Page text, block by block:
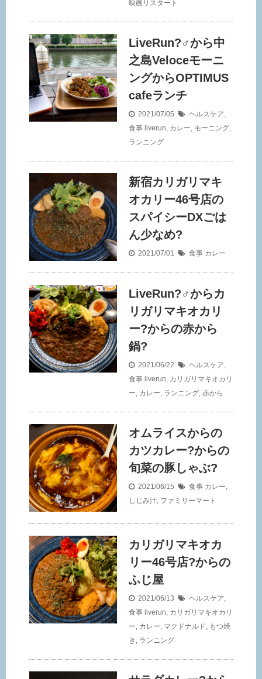
映画リスタート
LiveRun?‍♂️から中
之島Veloceモーニ
ングからOPTIMUS
cafeランチ
2021/07/05 ヘルスケア,
食事 liverun, カレー, モーニング,
ランニング
新宿カリガリマキ
オカリー46号店の
スパイシーDXごは
ん少なめ?
2021/07/01 食事 カレー
LiveRun?‍♂️からカ
リガリマキオカリ
ー?からの赤から
鍋?
2021/06/22 ヘルスケア,
食事 liverun, カリガリマキオカリ
ー, カレー, ランニング, 赤から
オムライスからの
カツカレー?からの
旬菜の豚しゃぶ?
2021/06/15 食事 カレー,
しじみ汁, ファミリーマート
カリガリマキオカ
リー46号店?からの
ふじ屋
2021/06/13 ヘルスケア,
食事 liverun, カリガリマキオカリ
ー, カレー, マクドナルド, もつ焼
き , ランニング